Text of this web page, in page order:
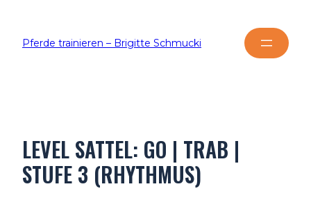
Pferde trainieren – Brigitte Schmucki
LEVEL SATTEL: GO | TRAB |
STUFE 3 (RHYTHMUS)